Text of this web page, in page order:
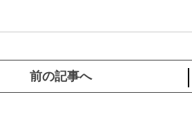
前の記事へ